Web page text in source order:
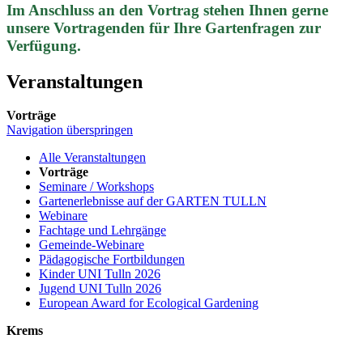
Im Anschluss an den Vortrag stehen Ihnen gerne
unsere Vortragenden für Ihre Gartenfragen zur
Verfügung.
Veranstaltungen
Vorträge
Navigation überspringen
Alle Veranstaltungen
Vorträge
Seminare / Workshops
Gartenerlebnisse auf der GARTEN TULLN
Webinare
Fachtage und Lehrgänge
Gemeinde-Webinare
Pädagogische Fortbildungen
Kinder UNI Tulln 2026
Jugend UNI Tulln 2026
European Award for Ecological Gardening
Krems